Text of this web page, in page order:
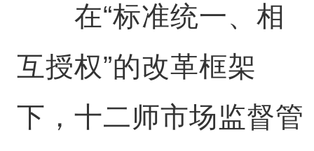
在“标准统一、相
互授权”的改革框架
下，十二师市场监督管